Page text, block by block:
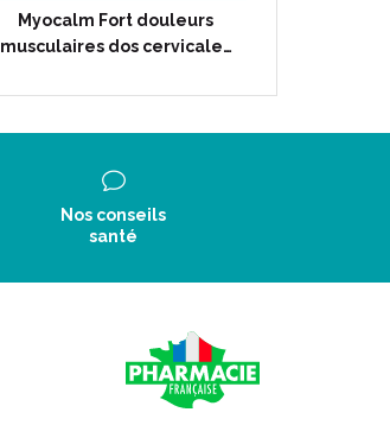
Myocalm Fort douleurs
musculaires dos cervicale…
Nos conseils
santé